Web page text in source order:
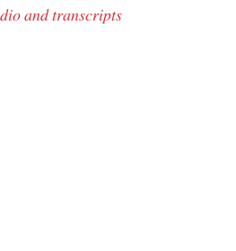
and transcripts